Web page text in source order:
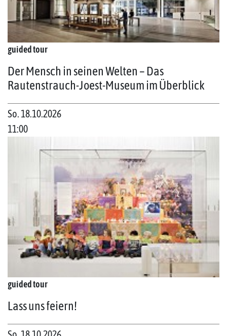
guided tour
Der Mensch in seinen Welten – Das
Rautenstrauch-Joest-Museum im Überblick
So. 18.10.2026
11:00
guided tour
Lass uns feiern!